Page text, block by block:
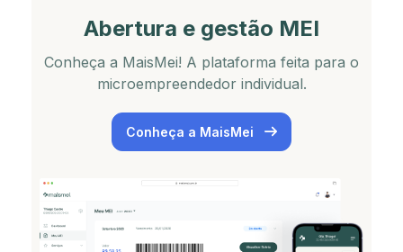
Abertura e gestão MEI
Conheça a MaisMei! A plataforma feita para o
microempreendedor individual.
Conheça a MaisMei